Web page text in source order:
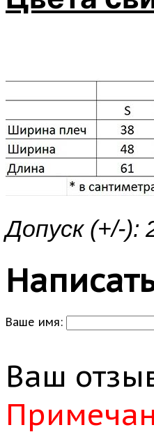
Допуск (+/-):
Ваше имя:
Ваш